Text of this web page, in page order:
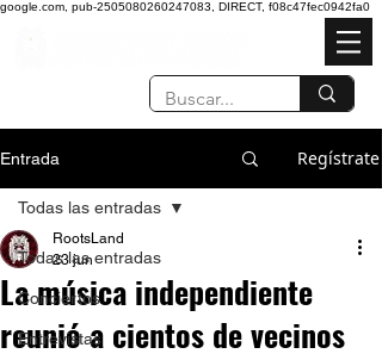
google.com, pub-2505080260247083, DIRECT, f08c47fec0942fa0
Entrada Regístrate
Todas las entradas
Conciertos
Entrevistas
Todas las entradas
La música independiente
reunió a cientos de vecinos
RootsLand
23 jun